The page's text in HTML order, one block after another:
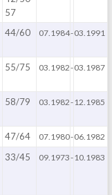
57
44/60 07.1984-03.1991
55/75 03.1982-03.1987
58/79 03.1982-12.1985
47/64 07.1980-06.1982
33/45 09.1973-10.1983